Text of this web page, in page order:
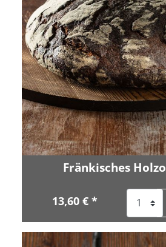
Fränkisches
13,60 € *